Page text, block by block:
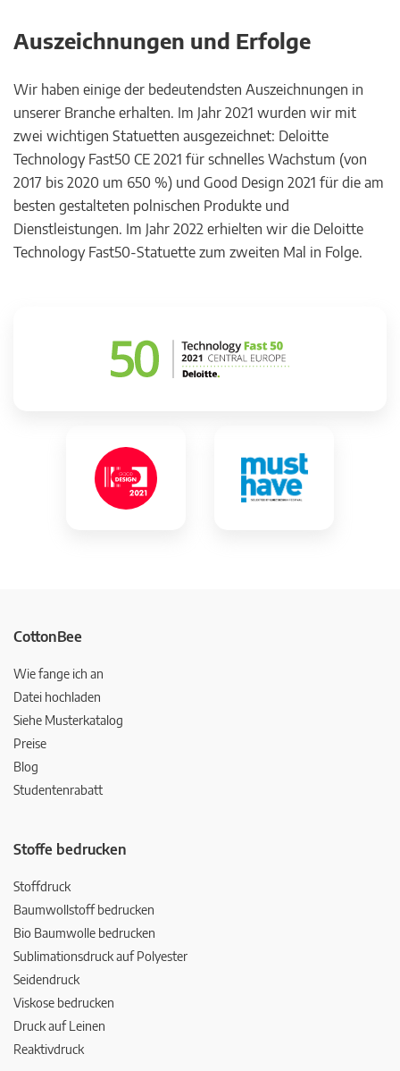
Auszeichnungen und Erfolge
Wir haben einige der bedeutendsten Auszeichnungen in
unserer Branche erhalten. Im Jahr 2021 wurden wir mit
zwei wichtigen Statuetten ausgezeichnet: Deloitte
Technology Fast50 CE 2021 für schnelles Wachstum (von
2017 bis 2020 um 650 %) und Good Design 2021 für die am
besten gestalteten polnischen Produkte und
Dienstleistungen. Im Jahr 2022 erhielten wir die Deloitte
Technology Fast50-Statuette zum zweiten Mal in Folge.
CottonBee
Wie fange ich an
Datei hochladen
Siehe Musterkatalog
Preise
Blog
Studentenrabatt
Stoffe bedrucken
Stoffdruck
Baumwollstoff bedrucken
Bio Baumwolle bedrucken
Sublimationsdruck auf Polyester
Seidendruck
Viskose bedrucken
Druck auf Leinen
Reaktivdruck